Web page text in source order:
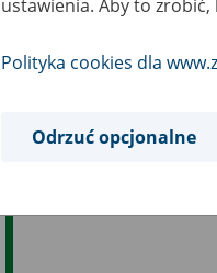
ustawienia. Aby to zrobić,
Polityka cookies dla
Odrzuć opcjonalne